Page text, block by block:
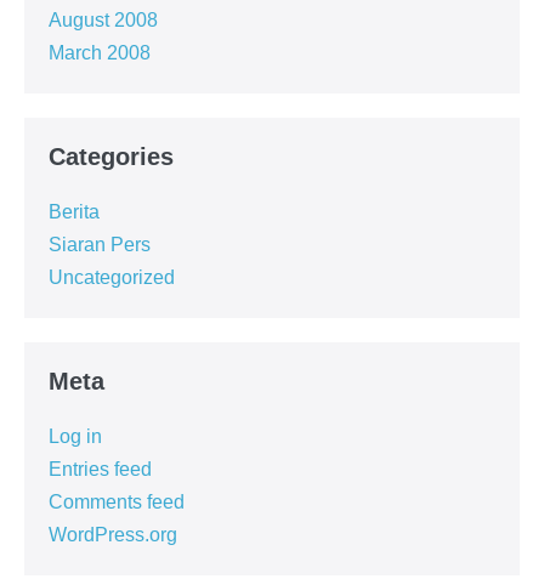
August 2008
March 2008
Categories
Berita
Siaran Pers
Uncategorized
Meta
Log in
Entries feed
Comments feed
WordPress.org